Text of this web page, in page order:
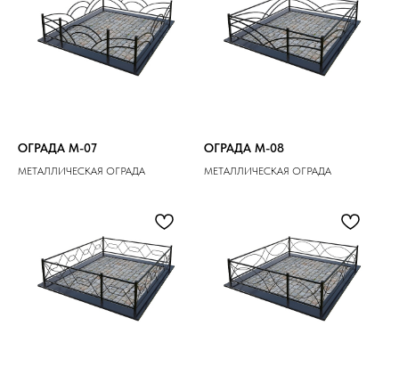
ОГРАДА M-07
МЕТАЛЛИЧЕСКАЯ ОГРАДА
ОГРАДА M-08
МЕТАЛЛИЧЕСКАЯ ОГРАДА